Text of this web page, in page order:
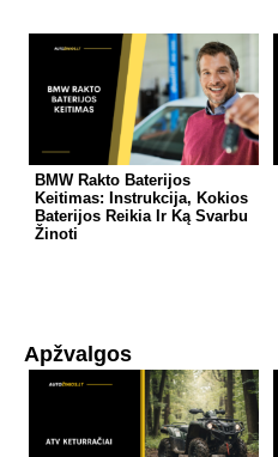
BMW Rakto Baterijos
Keitimas: Instrukcija, Kokios
Baterijos Reikia Ir Ką Svarbu
Žinoti
Apžvalgos